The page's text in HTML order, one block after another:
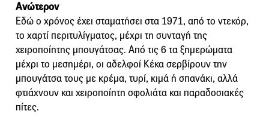
Ανώτερον
Εδώ ο χρόνος έχει σταματήσει στα 1971, από το ντεκόρ,
το χαρτί περιτυλίγματος, μέχρι τη συνταγή της
χειροποίητης μπουγάτσας. Από τις 6 τα ξημερώματα
μέχρι το μεσημέρι, οι αδελφοί Κέκα σερβίρουν την
μπουγάτσα τους με κρέμα, τυρί, κιμά ή σπανάκι, αλλά
φτιάχνουν και χειροποίητη σφολιάτα και παραδοσιακές
πίτες.